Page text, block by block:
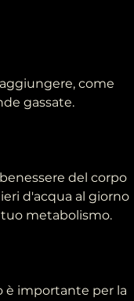
come
gassate.
del corpo
d'acqua al giorno
metabolismo.
è importante per la